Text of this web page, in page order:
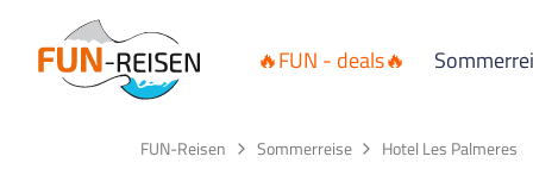
🔥FUN - deals🔥
FUN-Reisen Sommerreise Hotel Les Palmeres